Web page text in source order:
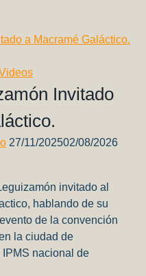
Invitado
27/11/202502/08/2026
invitado al
hablando de su
de la convención
la ciudad de
IPMS nacional de